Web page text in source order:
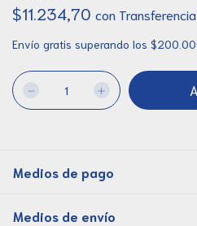
$11.234,70 con
Envío gratis superando los
Medios de pago
Medios de envío